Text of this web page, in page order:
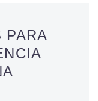
PARA